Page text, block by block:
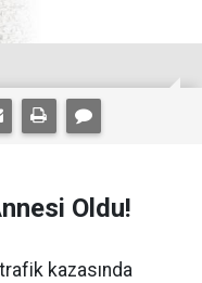
Oldu!
kazasında